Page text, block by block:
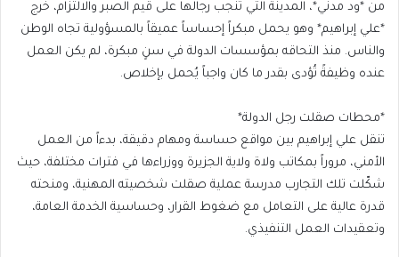
من *ود مدني*، المدينة التي تُنجب رجالها على قيم الصبر والالتزام، خرج
*علي إبراهيم* وهو يحمل مبكراً إحساساً عميقاً بالمسؤولية تجاه الوطن
والناس. منذ التحاقه بمؤسسات الدولة في سنٍ مبكرة، لم يكن العمل
عنده وظيفةً تُؤدى بقدر ما كان واجباً يُحمل بإخلاص.
*محطات صقلت رجل الدولة*
تنقل علي إبراهيم بين مواقع حساسة ومهام دقيقة، بدءاً من العمل
الأمني، مروراً بمكاتب ولاة ولاية الجزيرة ووزراءها في فترات مختلفة، حيث
شكّلت تلك التجارب مدرسة عملية صقلت شخصيته المهنية، ومنحته
قدرة عالية على التعامل مع ضغوط القرار، وحساسية الخدمة العامة،
وتعقيدات العمل التنفيذي.